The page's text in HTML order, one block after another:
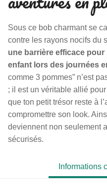
Sous ce bob charmant se
contre les rayons nocifs du
une barrière efficace
enfant lors des journées
comme 3 pommes” n’est
; il est un véritable allié
que ton petit trésor reste à
compromettre son look.
deviennent non seulement
sécurisés.
Informations